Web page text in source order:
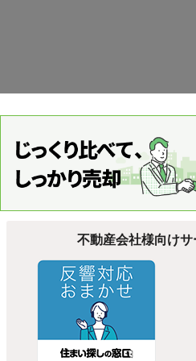
不動産会社様向け